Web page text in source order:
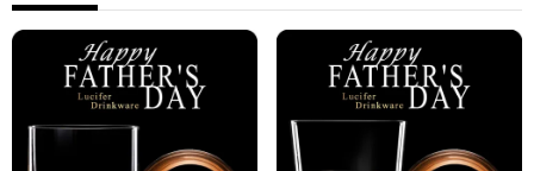
•全家 - 運費 60 元，NT 600 享免運
新竹物流 - 運費 80 元
黑貓(包裹90cm以下) - 運費 170 元
• 黑貓(包裹91~120cm) - 運費 210 元